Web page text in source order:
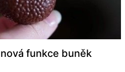
funkce buněk